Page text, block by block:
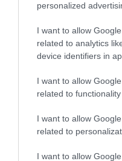
personalized
I want to allow
related to analytics
device identifiers in
I want to allow
related to
I want to allow
related to
I want to allow
Dalla tv, alla brace.
raccogliere le follie
improvvisati, che
un ristorante...continua...